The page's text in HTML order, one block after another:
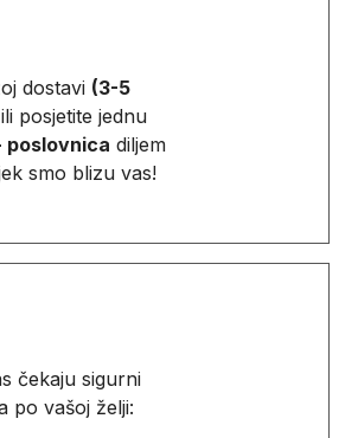
dostavi (3-5
ili posjetite jednu
poslovnica diljem
smo blizu vas!
čekaju sigurni
po vašoj želji: